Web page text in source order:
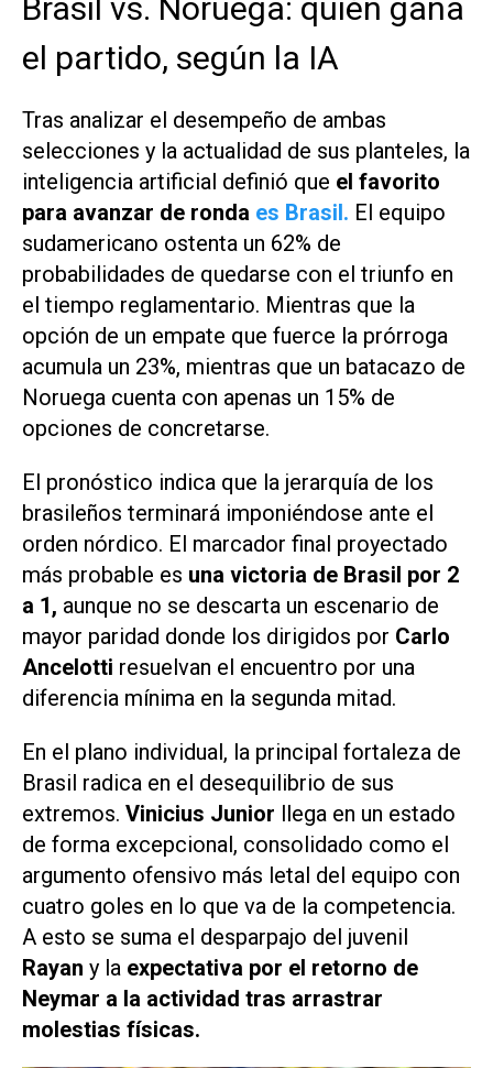
Brasil vs. Noruega: quién gana
el partido, según la IA
Tras analizar el desempeño de ambas
selecciones y la actualidad de sus planteles, la
inteligencia artificial definió que el favorito
para avanzar de ronda es Brasil. El equipo
sudamericano ostenta un 62% de
probabilidades de quedarse con el triunfo en
el tiempo reglamentario. Mientras que la
opción de un empate que fuerce la prórroga
acumula un 23%, mientras que un batacazo de
Noruega cuenta con apenas un 15% de
opciones de concretarse.
El pronóstico indica que la jerarquía de los
brasileños terminará imponiéndose ante el
orden nórdico. El marcador final proyectado
más probable es una victoria de Brasil por 2
a 1, aunque no se descarta un escenario de
mayor paridad donde los dirigidos por Carlo
Ancelotti resuelvan el encuentro por una
diferencia mínima en la segunda mitad.
En el plano individual, la principal fortaleza de
Brasil radica en el desequilibrio de sus
extremos. Vinicius Junior llega en un estado
de forma excepcional, consolidado como el
argumento ofensivo más letal del equipo con
cuatro goles en lo que va de la competencia.
A esto se suma el desparpajo del juvenil
Rayan y la expectativa por el retorno de
Neymar a la actividad tras arrastrar
molestias físicas.